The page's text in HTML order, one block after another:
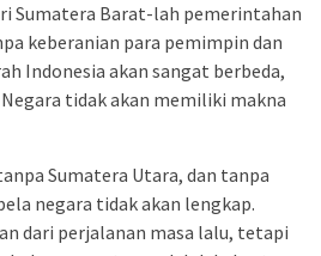
Sumatera Barat-lah pemerintahan
keberanian para pemimpin dan
Indonesia akan sangat berbeda,
tidak akan memiliki makna
Sumatera Utara, dan tanpa
negara tidak akan lengkap.
dari perjalanan masa lalu, tetapi